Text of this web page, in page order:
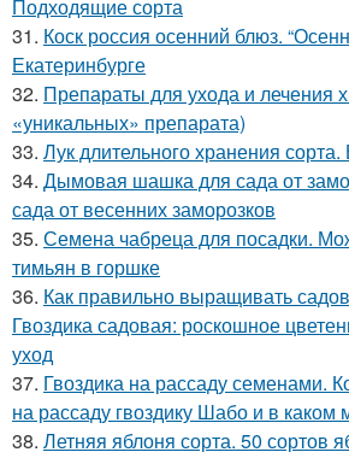
Подходящие сорта
31. Коск россия осенний блюз.
Екатеринбурге
32. Препараты для ухода и лечения
«уникальных» препарата)
33. Лук длительного хранения
34. Дымовая шашка для сада от
сада от весенних заморозков
35. Семена чабреца для посадки.
тимьян в горшке
36. Как правильно выращивать
Гвоздика садовая: роскошное
уход
37. Гвоздика на рассаду семенами.
на рассаду гвоздику Шабо и в каком
38. Летняя яблоня сорта. 50 сортов